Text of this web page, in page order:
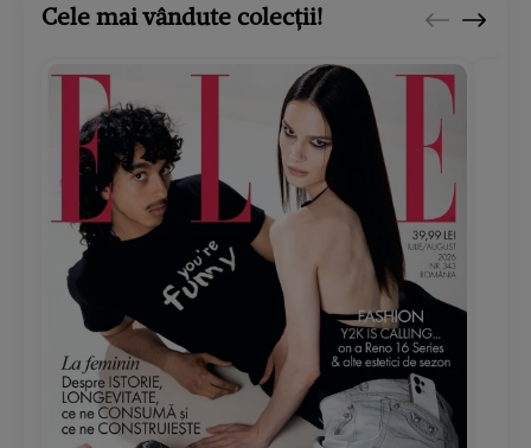
Cele mai vândute colecții!